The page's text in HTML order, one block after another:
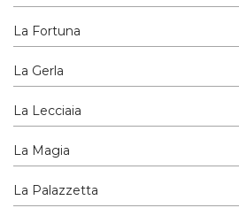
La Fortuna
La Gerla
La Lecciaia
La Magia
La Palazzetta